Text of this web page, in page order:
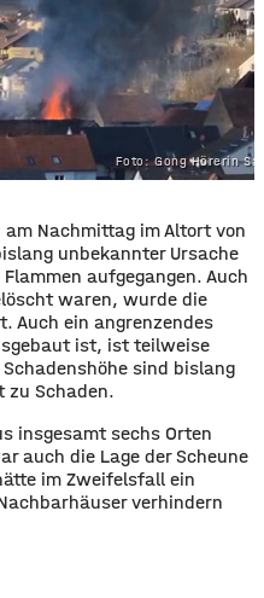
Foto: Gong Hörerin
Nachmittag im Altort von
unbekannter Ursache
aufgegangen. Auch
waren, wurde die
Auch ein angrenzendes
ist, ist teilweise
sind bislang
zu Schaden.
insgesamt sechs Orten
auch die Lage der Scheune
im Zweifelsfall ein
verhindern